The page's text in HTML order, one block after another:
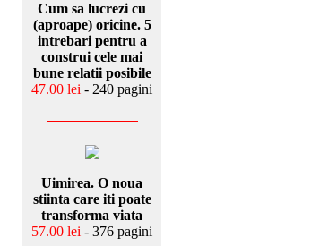
Cum sa lucrezi cu
(aproape) oricine. 5
intrebari pentru a
construi cele mai
bune relatii posibile
47.00 lei - 240 pagini
Uimirea. O noua
stiinta care iti poate
transforma viata
57.00 lei - 376 pagini